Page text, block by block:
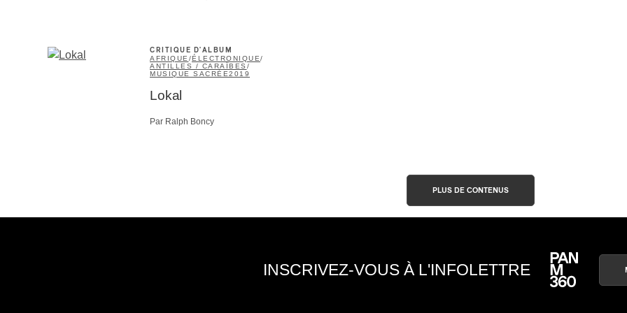
CRITIQUE D'ALBUM
AFRIQUE /ÉLECTRONIQUE/
ANTILLES / CARAÏBES /
MUSIQUE SACRÉE2019
Lokal
Par Ralph Boncy
PLUS DE CONTENUS
INSCRIVEZ-VOUS À L'INFOLETTRE